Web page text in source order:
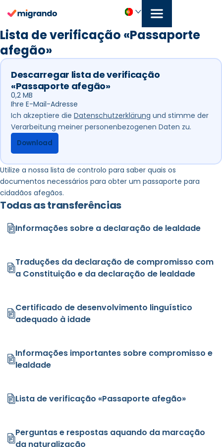
para
conteúdo
Português
Todas as transferências
Informações sobre a declaração de lealdade
Traduções da declaração de compromisso com
a Constituição e da declaração de lealdade
Certificado de desenvolvimento linguístico
adequado à idade
Informações importantes sobre compromisso e
lealdade
Lista de verificação «Passaporte afegão»
Perguntas e respostas aquando da marcação
da naturalização
Lista de verificação «Passaporte
afegão»
Descarregar lista de verificação
«Passaporte afegão»
0,2 MB
Abschnitt
Ich akzeptiere die Datenschutzerklärung und stimme der
Verarbeitung meiner personenbezogenen Daten zu.
Download
Utilize a nossa lista de controlo para saber quais os
documentos necessários para obter um passaporte para
cidadãos afegãos.